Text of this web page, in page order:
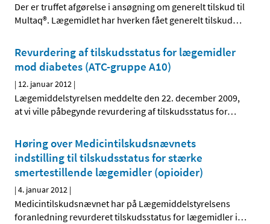
Der er truffet afgørelse i ansøgning om generelt tilskud til
Multaq®. Lægemidlet har hverken fået generelt tilskud…
Revurdering af tilskudsstatus for lægemidler
mod diabetes (ATC-gruppe A10)
| 12. januar 2012 |
Lægemiddelstyrelsen meddelte den 22. december 2009,
at vi ville påbegynde revurdering af tilskudsstatus for…
Høring over Medicintilskudsnævnets
indstilling til tilskudsstatus for stærke
smertestillende lægemidler (opioider)
|4. januar 2012 |
Medicintilskudsnævnet har på Lægemiddelstyrelsens
foranledning revurderet tilskudsstatus for lægemidler i…